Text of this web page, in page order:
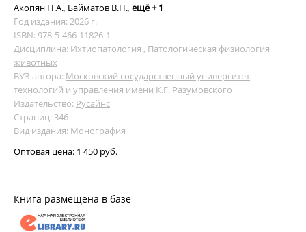
Акопян Н.А., Байматов В.Н., ещё + 1
Год издания: 2026 г.
ISBN: 978-5-466-11826-1
Дисциплина: Ихтиопатология , Патологическая физиология
животных
ВУЗ автора: Московский государственный университет
технологий и управления имени К.Г. Разумовского
Издательство: Русайнс
Страниц: 346
Вид издания: Монография
Оптовая цена: 1 450 руб.
Книга размещена в базе